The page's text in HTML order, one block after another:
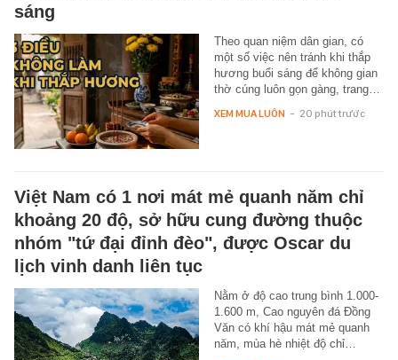
sáng
Theo quan niệm dân gian, có
một số việc nên tránh khi thắp
hương buổi sáng để không gian
thờ cúng luôn gọn gàng, trang…
XEM MUA LUÔN - 20 phút trước
Việt Nam có 1 nơi mát mẻ quanh năm chỉ
khoảng 20 độ, sở hữu cung đường thuộc
nhóm "tứ đại đỉnh đèo", được Oscar du
lịch vinh danh liên tục
Nằm ở độ cao trung bình 1.000-
1.600 m, Cao nguyên đá Đồng
Văn có khí hậu mát mẻ quanh
năm, mùa hè nhiệt độ chỉ…